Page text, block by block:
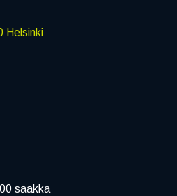
Helsinki
saakka